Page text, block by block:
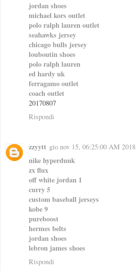
jordan shoes
michael kors outlet
polo ralph lauren outlet
seahawks jersey
chicago bulls jersey
louboutin shoes
polo ralph lauren
ed hardy uk
ferragamo outlet
coach outlet
20170807
Rispondi
zzyytt gio nov 15, 06:25:00 AM 2018
nike hyperdunk
zx flux
off white jordan 1
curry 5
custom baseball jerseys
kobe 9
pureboost
hermes belts
jordan shoes
lebron james shoes
Rispondi